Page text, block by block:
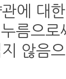
에 대
름으로
않음